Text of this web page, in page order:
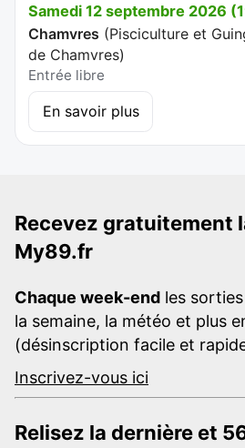
Samedi 12 septembre 2026
Chamvres (Pisciculture et
de Chamvres)
Entrée libre
En savoir plus
Recevez gratuitement
My89.fr
Chaque week-end les
la semaine, la météo et plus
(désinscription facile et
Inscrivez-vous ici
Relisez la dernière et